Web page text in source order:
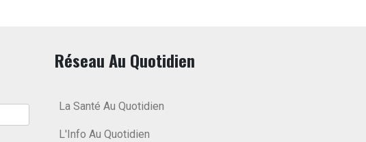
Réseau Au Quotidien
La Santé Au Quotidien
L'Info Au Quotidien